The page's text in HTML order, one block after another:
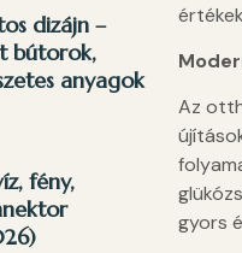
dizájn –
bútorok,
anyagok
fény,
Az
gyors